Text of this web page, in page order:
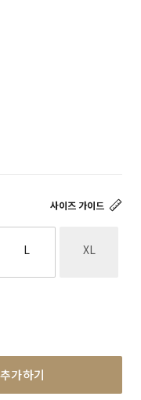
사이즈 가이드
L XL
가하기